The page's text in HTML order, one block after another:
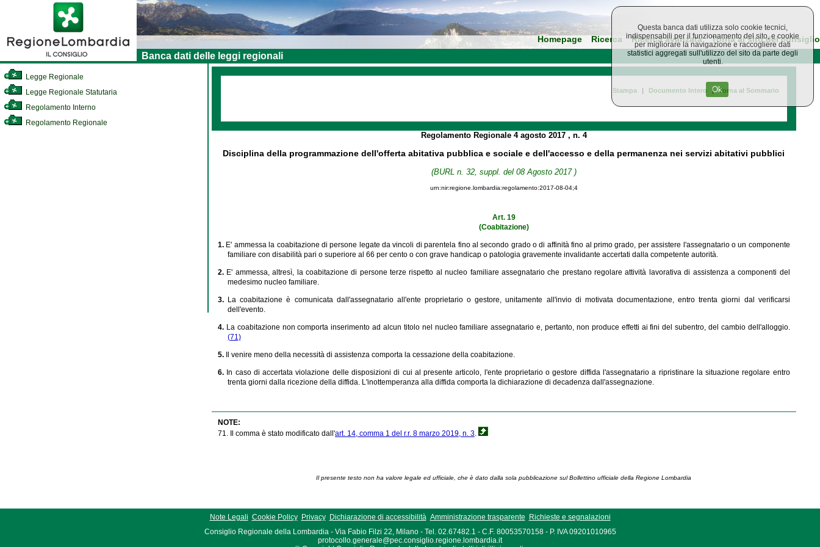
Homepage Ricerca Ricerca avanzata Torna al sito del consiglio
Banca dati delle leggi regionali
Legge Regionale
Legge Regionale Statutaria
Regolamento Interno
Regolamento Regionale
Stampa | Documento Intero | Torna al Sommario
Regolamento Regionale 4 agosto 2017 , n. 4
Disciplina della programmazione dell'offerta abitativa pubblica e sociale e dell'accesso e della permanenza nei servizi abitativi pubblici
(BURL n. 32, suppl. del 08 Agosto 2017 )
urn:nir:regione.lombardia:regolamento:2017-08-04;4
Art. 19
(Coabitazione)
1. E' ammessa la coabitazione di persone legate da vincoli di parentela fino al secondo grado o di affinità fino al primo grado, per assistere l'assegnatario o un componente
familiare con disabilità pari o superiore al 66 per cento o con grave handicap o patologia gravemente invalidante accertati dalla competente autorità.
2. E' ammessa, altresì, la coabitazione di persone terze rispetto al nucleo familiare assegnatario che prestano regolare attività lavorativa di assistenza a componenti del
medesimo nucleo familiare.
3. La coabitazione è comunicata dall'assegnatario all'ente proprietario o gestore, unitamente all'invio di motivata documentazione, entro trenta giorni dal verificarsi
dell'evento.
4. La coabitazione non comporta inserimento ad alcun titolo nel nucleo familiare assegnatario e, pertanto, non produce effetti ai fini del subentro, del cambio dell'alloggio.
(71)
5. Il venire meno della necessità di assistenza comporta la cessazione della coabitazione.
6. In caso di accertata violazione delle disposizioni di cui al presente articolo, l'ente proprietario o gestore diffida l'assegnatario a ripristinare la situazione regolare entro
trenta giorni dalla ricezione della diffida. L'inottemperanza alla diffida comporta la dichiarazione di decadenza dall'assegnazione.
NOTE:
71. Il comma è stato modificato dall'art. 14, comma 1 del r.r. 8 marzo 2019, n. 3.
Il presente testo non ha valore legale ed ufficiale, che è dato dalla sola pubblicazione sul Bollettino ufficiale della Regione Lombardia
Note Legali Cookie Policy Privacy Dichiarazione di accessibilità Amministrazione trasparente
Richieste e segnalazioni
Consiglio Regionale della Lombardia - Via Fabio Filzi 22, Milano - Tel. 02.67482.1 - C.F. 80053570158 - P. IVA 09201010965
protocollo.generale@pec.consiglio.regione.lombardia.it
Questa banca dati utilizza solo cookie tecnici,
indispensabili per il funzionamento del sito, e cookie
per migliorare la navigazione e raccogliere dati
statistici aggregati sull'utilizzo del sito da parte degli
utenti.
Ok